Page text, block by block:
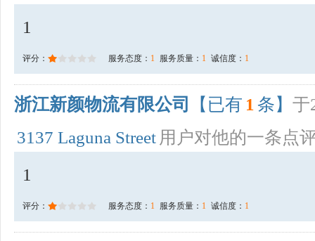
1
评分： 服务态度： 1 服务质量： 1 诚信度： 1
浙江新颜物流有限公司 【已有 1 条】 于
3137 Laguna Street 用户对他的一条点
1
评分： 服务态度： 1 服务质量： 1 诚信度： 1